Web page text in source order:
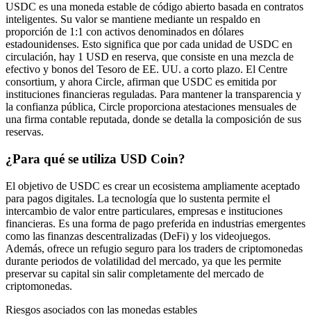
USDC es una moneda estable de código abierto basada en contratos
inteligentes. Su valor se mantiene mediante un respaldo en
proporción de 1:1 con activos denominados en dólares
estadounidenses. Esto significa que por cada unidad de USDC en
circulación, hay 1 USD en reserva, que consiste en una mezcla de
efectivo y bonos del Tesoro de EE. UU. a corto plazo. El Centre
consortium, y ahora Circle, afirman que USDC es emitida por
instituciones financieras reguladas. Para mantener la transparencia y
la confianza pública, Circle proporciona atestaciones mensuales de
una firma contable reputada, donde se detalla la composición de sus
reservas.
¿Para qué se utiliza USD Coin?
El objetivo de USDC es crear un ecosistema ampliamente aceptado
para pagos digitales. La tecnología que lo sustenta permite el
intercambio de valor entre particulares, empresas e instituciones
financieras. Es una forma de pago preferida en industrias emergentes
como las finanzas descentralizadas (DeFi) y los videojuegos.
Además, ofrece un refugio seguro para los traders de criptomonedas
durante periodos de volatilidad del mercado, ya que les permite
preservar su capital sin salir completamente del mercado de
criptomonedas.
Riesgos asociados con las monedas estables